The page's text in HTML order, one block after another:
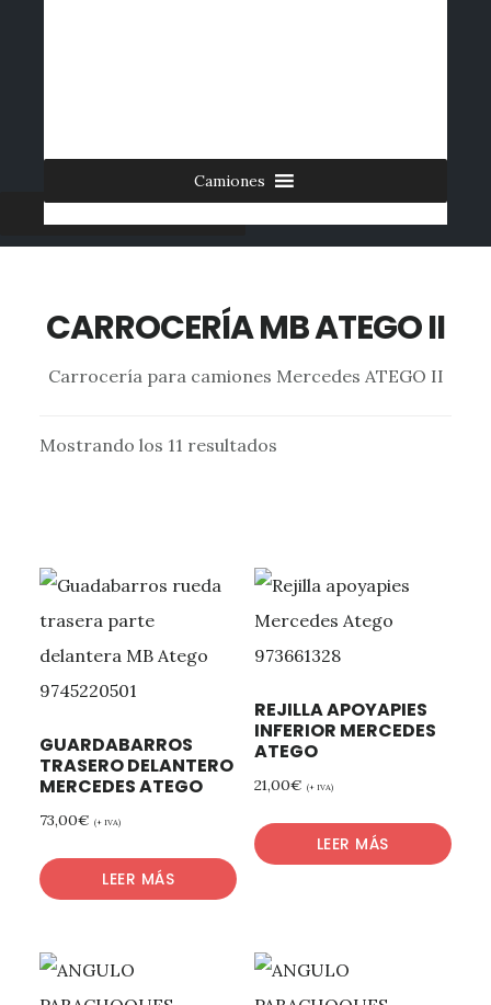
Camiones
CARROCERÍA MB ATEGO II
Carrocería para camiones Mercedes ATEGO II
Mostrando los 11 resultados
GUARDABARROS
TRASERO DELANTERO
MERCEDES ATEGO
73,00€ (+ IVA)
LEER MÁS
REJILLA APOYAPIES
INFERIOR MERCEDES
ATEGO
21,00€ (+ IVA)
LEER MÁS